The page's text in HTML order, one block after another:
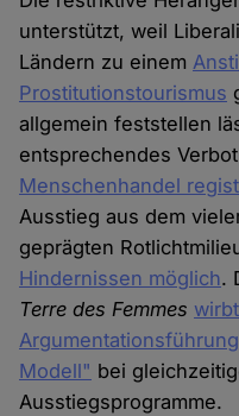
unterstützt, weil
Ländern zu einem
Prostitutionstourismus
allgemein feststellen
entsprechendes Verbot
Menschenhandel
Ausstieg aus dem
geprägten
Hindernissen möglich.
Terre des Femmes
Modell" bei
Ausstiegsprogramme.